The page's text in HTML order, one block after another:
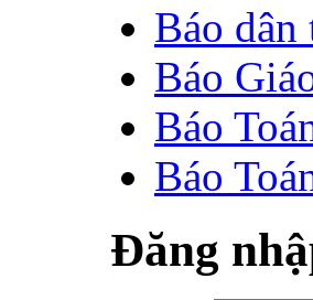
Báo dân
Báo
Báo
Báo
Đăng